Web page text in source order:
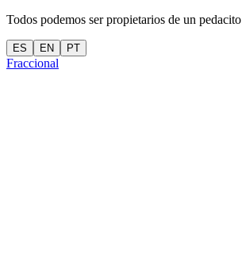
Todos podemos ser propietarios de un pedacito
ES EN PT
Fraccional